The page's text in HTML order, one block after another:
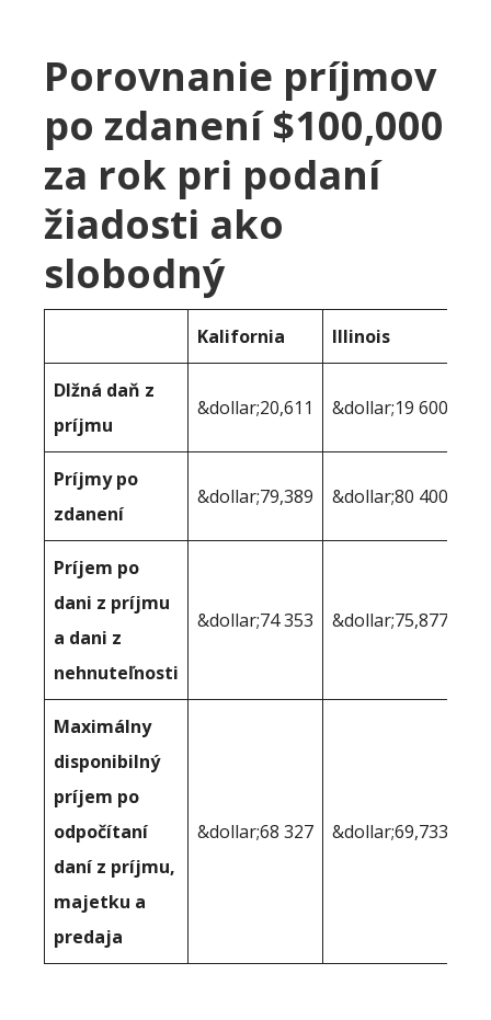
Porovnanie príjmov
po zdanení $100,000
za rok pri podaní
žiadosti ako
slobodný
Kalifornia Illinois
Dlžná daň z
príjmu
&dollar;20,611 &dollar;19 600
Príjmy po
zdanení
&dollar;79,389 &dollar;80 400
Príjem po
dani z príjmu
a dani z
nehnuteľnosti
&dollar;74 353 &dollar;75,877
Maximálny
disponibilný
príjem po
odpočítaní
daní z príjmu,
majetku a
predaja
&dollar;68 327 &dollar;69,733